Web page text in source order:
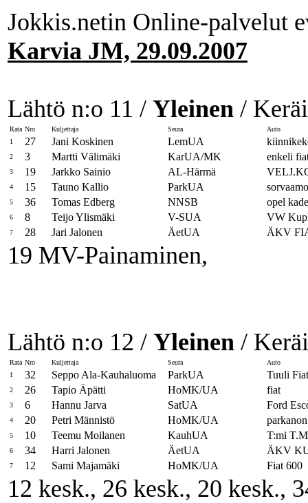
Jokkis.netin Online-palvelut
Karvia JM, 29.09.2007
Lähtö n:o 11 / Yleinen /
Rata Nro Kuljettaja Seura
Auto
1
27 Jani Koskinen LemUA
2 3 Martti Välimäki KarUA/MK enkeli
3 19 Jarkko Sainio AL-Härmä
4 15 Tauno Kallio ParkUA
5 36 Tomas Edberg NNSB opel
6 8 Teijo Ylismäki V-SUA VW
7 28 Jari Jalonen ÄetUA ÄKV
19 MV-Painaminen,
Lähtö n:o 12 / Yleinen /
Rata Nro Kuljettaja Seura
Auto
1
32 Seppo Ala-Kauhaluoma ParkUA Tuuli Fiat
2 26 Tapio Äpätti HoMK/UA fiat
3 6 Hannu Jarva SatUA Ford
4 20 Petri Männistö HoMK/UA
5 10 Teemu Moilanen KauhUA T:mi
6 34 Harri Jalonen ÄetUA ÄKV
7 12 Sami Majamäki HoMK/UA Fiat 600
12 kesk., 26 kesk., 20 kesk.,